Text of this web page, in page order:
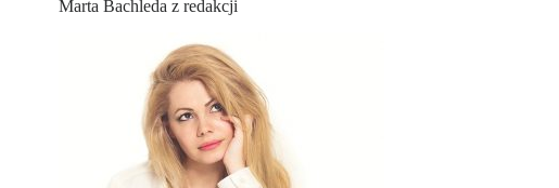
Marta Bachleda z redakcji